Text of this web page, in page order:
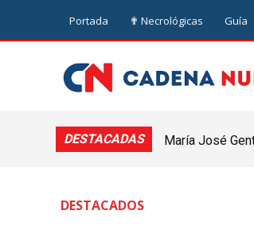
Portada ✟ Necrológicas Guía
DESTACADAS
María José
DESTACADOS